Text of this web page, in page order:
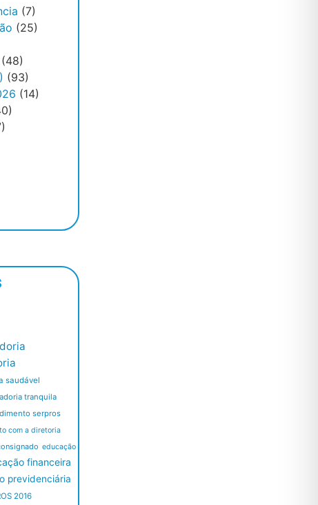
(7)
(25)
(48)
(93)
(14)
saudável
tranquila
serpros
com a diretoria
educação
financeira
previdenciária
2016